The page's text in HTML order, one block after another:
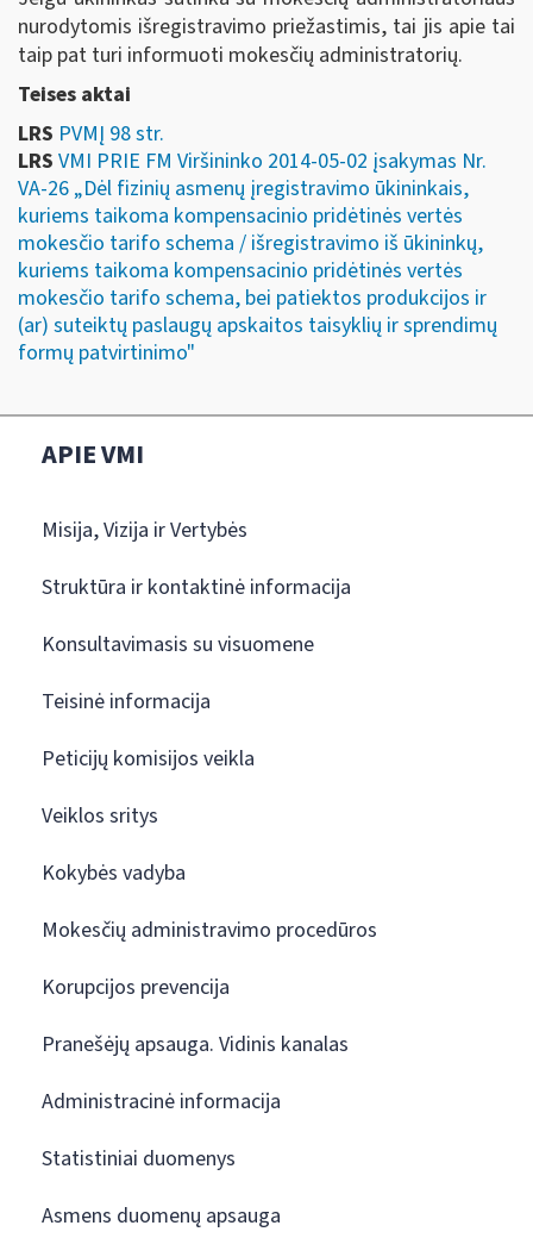
nurodytomis išregistravimo priežastimis, tai jis apie tai
taip pat turi informuoti mokesčių administratorių.
Teises aktai
LRS PVMĮ 98 str.
LRS VMI PRIE FM Viršininko 2014-05-02 įsakymas Nr.
VA-26 „Dėl fizinių asmenų įregistravimo ūkininkais,
kuriems taikoma kompensacinio pridėtinės vertės
mokesčio tarifo schema / išregistravimo iš ūkininkų,
kuriems taikoma kompensacinio pridėtinės vertės
mokesčio tarifo schema, bei patiektos produkcijos ir
(ar) suteiktų paslaugų apskaitos taisyklių ir sprendimų
formų patvirtinimo"
APIE VMI
Misija, Vizija ir Vertybės
Struktūra ir kontaktinė informacija
Konsultavimasis su visuomene
Teisinė informacija
Peticijų komisijos veikla
Veiklos sritys
Kokybės vadyba
Mokesčių administravimo procedūros
Korupcijos prevencija
Pranešėjų apsauga. Vidinis kanalas
Administracinė informacija
Statistiniai duomenys
Asmens duomenų apsauga